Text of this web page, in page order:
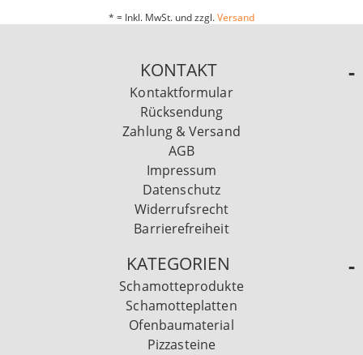
* = Inkl. MwSt. und zzgl.Versand
KONTAKT
Kontaktformular
Rücksendung
Zahlung & Versand
AGB
Impressum
Datenschutz
Widerrufsrecht
Barrierefreiheit
KATEGORIEN
Schamotteprodukte
Schamotteplatten
Ofenbaumaterial
Pizzasteine